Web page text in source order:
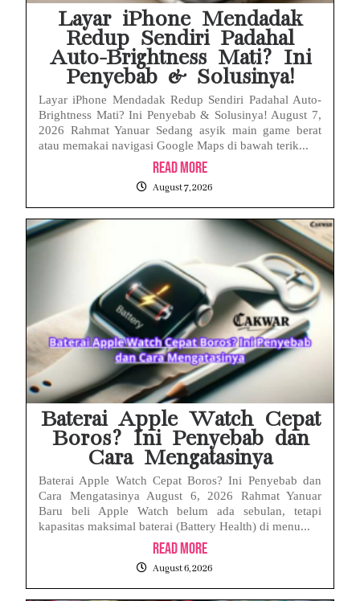
Layar iPhone Mendadak
Redup Sendiri Padahal
Auto-Brightness Mati? Ini
Penyebab & Solusinya!
Layar iPhone Mendadak Redup Sendiri Padahal Auto-
Brightness Mati? Ini Penyebab & Solusinya! August 7,
2026 Rahmat Yanuar Sedang asyik main game berat
atau memakai navigasi Google Maps di bawah terik...
Read More
August 7, 2026
Baterai Apple Watch Cepat
Boros? Ini Penyebab dan
Cara Mengatasinya
Baterai Apple Watch Cepat Boros? Ini Penyebab dan
Cara Mengatasinya August 6, 2026 Rahmat Yanuar
Baru beli Apple Watch belum ada sebulan, tetapi
kapasitas maksimal baterai (Battery Health) di menu...
Read More
August 6, 2026